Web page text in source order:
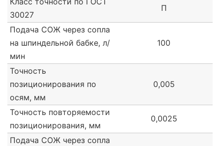
30027
П
Подача СОЖ через сопла
на шпиндельной бабке, л/
мин
100
Точность
позиционирования по
осям, мм
0,005
Точность повторяемости
позиционирования, мм
0,0025
Подача СОЖ через сопла